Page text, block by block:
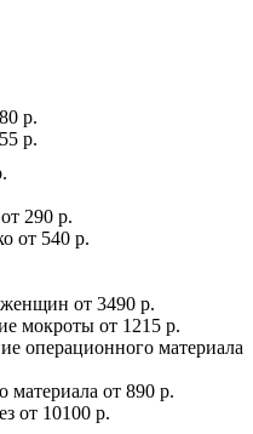
р.
р.
от 290 р.
от 540 р.
женщин от 3490 р.
мокроты от 1215 р.
операционного материала
материала от 890 р.
от 10100 р.